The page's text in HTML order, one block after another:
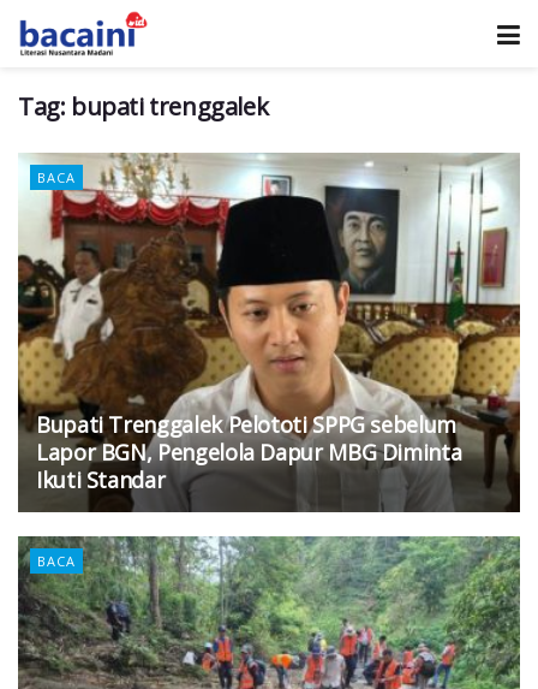
Tag: bupati trenggalek
BACA
Bupati Trenggalek Pelototi SPPG sebelum
Lapor BGN, Pengelola Dapur MBG Diminta
Ikuti Standar
BACA